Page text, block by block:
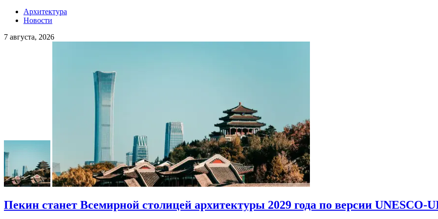
Архитектура
Новости
7 августа, 2026
Пекин станет Всемирной столицей архитектуры 2029 года по версии UNESCO-